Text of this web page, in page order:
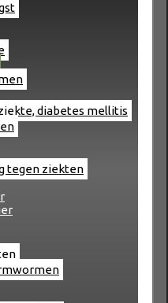
diabetes mellitis
tegen ziekten